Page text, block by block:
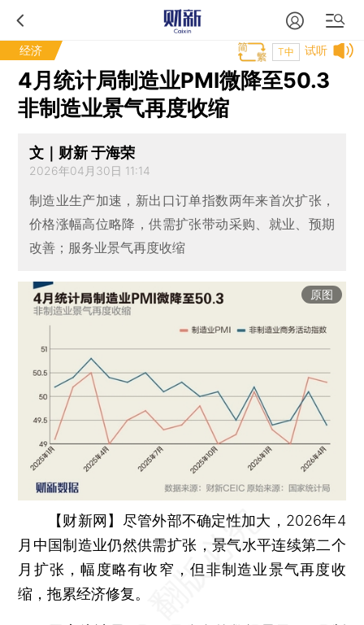
经济 试听
T中
4月统计局制造业PMI微降至50.3
非制造业景气再度收缩
文｜财新 于海荣
2026年04月30日 11:14
制造业生产加速，新出口订单指数两年来首次扩张，
价格涨幅高位略降，供需扩张带动采购、就业、预期
改善；服务业景气再度收缩
原图
【财新网】 尽管外部不确定性加大，2026年4
月中国制造业仍然供需扩张，景气水平连续第二个
月扩张，幅度略有收窄，但非制造业景气再度收
缩，拖累经济修复。